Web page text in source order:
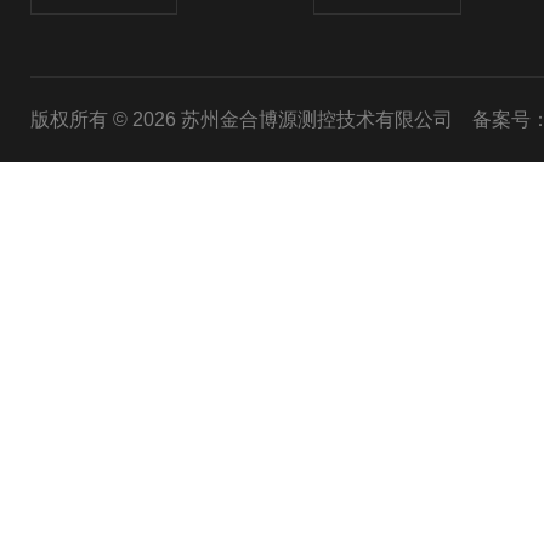
版权所有 © 2026 苏州金合博源测控技术有限公司 备案号